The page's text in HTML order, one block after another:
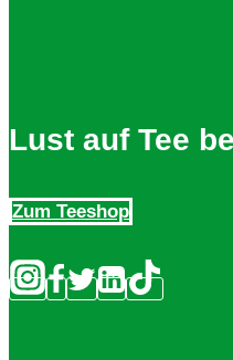
Lust auf Tee
Zum Teeshop